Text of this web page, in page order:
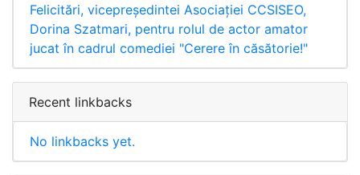
Felicitări, vicepreședintei Asociației CCSISEO,
Dorina Szatmari, pentru rolul de actor amator
jucat în cadrul comediei "Cerere în căsătorie!"
Recent linkbacks
No linkbacks yet.